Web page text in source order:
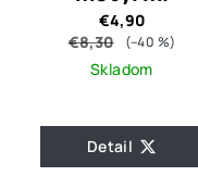
€4,90
€8,30
(–40 %)
Skladom
Detail